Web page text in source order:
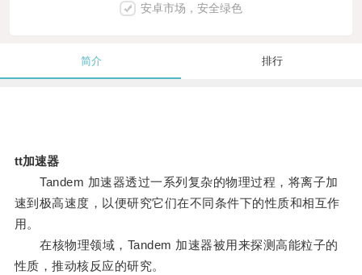
安卓市场，安全绿色
简介 排行
tt加速器
Tandem 加速器透过一系列复杂的物理过程，将离子加
速到极高速度，以便研究它们在不同条件下的性质和相互作
用。
在核物理领域，Tandem 加速器被用来探测高能粒子的
性质，推动核反应的研究。